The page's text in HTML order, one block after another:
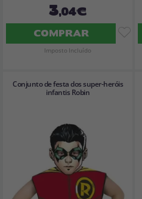
3,04€
COMPRAR
Imposto Incluído
Conjunto de festa dos super-heróis
infantis Robin